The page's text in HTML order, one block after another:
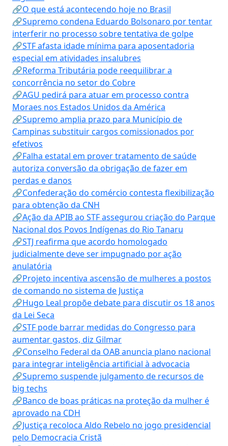
🔗O que está acontecendo hoje no Brasil
🔗Supremo condena Eduardo Bolsonaro por tentar
interferir no processo sobre tentativa de golpe
🔗STF afasta idade mínima para aposentadoria
especial em atividades insalubres
🔗Reforma Tributária pode reequilibrar a
concorrência no setor do Cobre
🔗AGU pedirá para atuar em processo contra
Moraes nos Estados Unidos da América
🔗Supremo amplia prazo para Município de
Campinas substituir cargos comissionados por
efetivos
🔗Falha estatal em prover tratamento de saúde
autoriza conversão da obrigação de fazer em
perdas e danos
🔗Confederação do comércio contesta flexibilização
para obtenção da CNH
🔗Ação da APIB ao STF assegurou criação do Parque
Nacional dos Povos Indígenas do Rio Tanaru
🔗STJ reafirma que acordo homologado
judicialmente deve ser impugnado por ação
anulatória
🔗Projeto incentiva ascensão de mulheres a postos
de comando no sistema de Justiça
🔗Hugo Leal propõe debate para discutir os 18 anos
da Lei Seca
🔗STF pode barrar medidas do Congresso para
aumentar gastos, diz Gilmar
🔗Conselho Federal da OAB anuncia plano nacional
para integrar inteligência artificial à advocacia
🔗Supremo suspende julgamento de recursos de
big techs
🔗Banco de boas práticas na proteção da mulher é
aprovado na CDH
🔗Justiça recoloca Aldo Rebelo no jogo presidencial
pelo Democracia Cristã